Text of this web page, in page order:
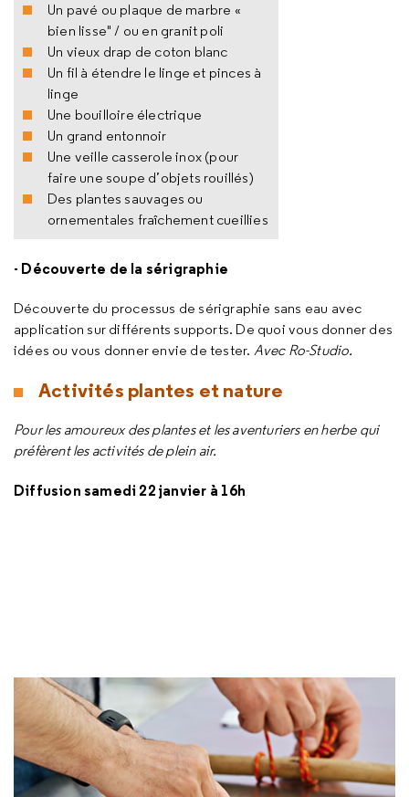
Un pavé ou plaque de marbre «
bien lisse" / ou en granit poli
Un vieux drap de coton blanc
Un fil à étendre le linge et pinces à
linge
Une bouilloire électrique
Un grand entonnoir
Une veille casserole inox (pour
faire une soupe d’objets rouillés)
Des plantes sauvages ou
ornementales fraîchement cueillies
- Découverte de la sérigraphie
Découverte du processus de sérigraphie sans eau avec
application sur différents supports. De quoi vous donner des
idées ou vous donner envie de tester. Avec Ro-Studio.
Activités plantes et nature
Pour les amoureux des plantes et les aventuriers en herbe qui
préfèrent les activités de plein air.
Diffusion samedi 22 janvier à 16h